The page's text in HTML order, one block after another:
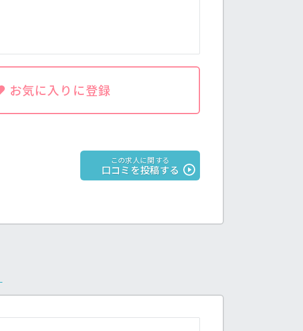
お気に入りに登録
この求人に関する
口コミを投稿する